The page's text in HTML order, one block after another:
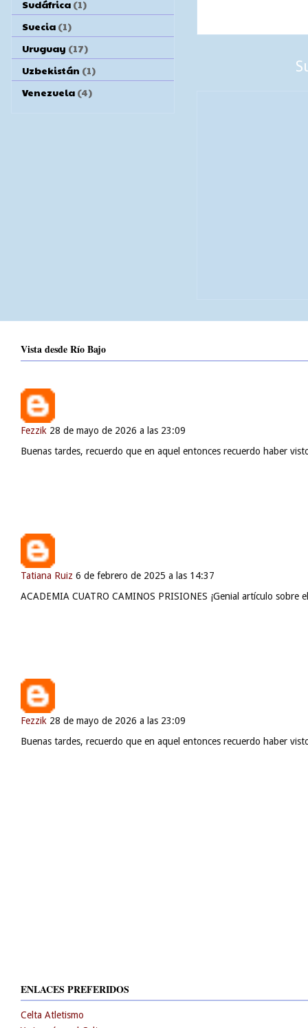
Sudáfrica (1)
Suecia (1)
Uruguay (17)
Uzbekistán (1)
Venezuela (4)
Vista desde Río Bajo
Loretto Bermejo
Unknown, hola, quién eres? Porque soy la hija de Bermejo, si era
Fezzik
Buenas tardes, recuerdo que en aquel entonces recuerdo haber
Tatiana Ruiz
ACADEMIA CUATRO CAMINOS PRISIONES ¡Genial artículo
ENLACES PREFERIDOS
Celta Atletismo